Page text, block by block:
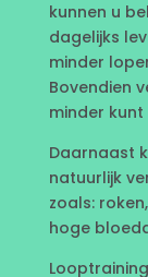
kunnen u
dagelijks
minder
Bovendien
minder
Daarnaast
natuurlijk
zoals:
hoge